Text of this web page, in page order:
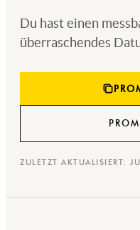
Du hast einen
überraschendes
ZULETZT AKTUALISIERT: